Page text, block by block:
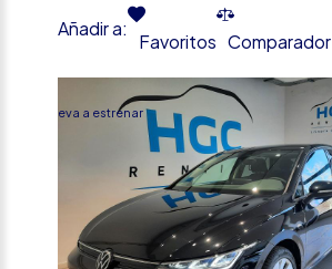
Añadir a:
Favoritos Comparador
Nueva a estrenar